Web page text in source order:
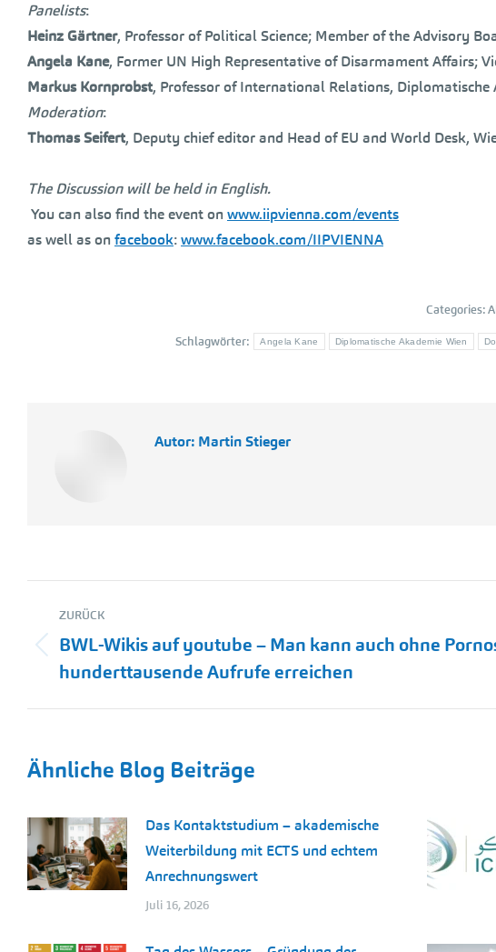
Panelists:
Heinz Gärtner, Professor of Political Science; Member of the Advisory
Angela Kane, Former UN High Representative of Disarmament Affairs;
Markus Kornprobst, Professor of International Relations,
Moderation:
Thomas Seifert, Deputy chief editor and Head of EU and World Desk,
The Discussion will be held in English.
You can also find the event on www.iipvienna.com/events
as well as on facebook:www.facebook.com/IIPVIENNA
Categories:
Schlagwörter: Angela Kane Diplomatische Akademie Wien
Autor: Martin Stieger
Kommentarnavigation
ZURÜCK
Vorheriger
Beitrag:
BWL-Wikis auf youtube – Man kann auch ohne
hunderttausende Aufrufe erreichen
Ähnliche Blog Beiträge
Das Kontaktstudium – akademische
Weiterbildung mit ECTS und echtem
Anrechnungswert
Juli 16, 2026